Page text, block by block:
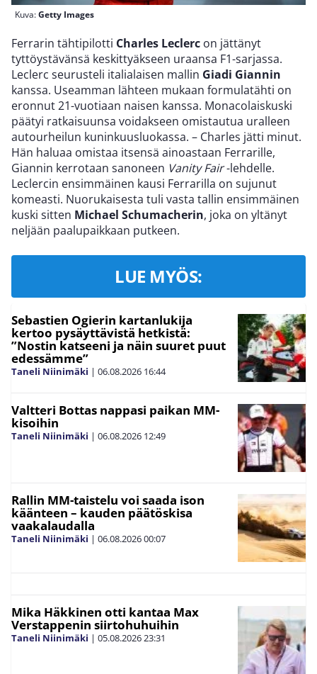
Kuva:Getty Images
Ferrarin tähtipilotti Charles Leclerc on jättänyt
tyttöystävänsä keskittyäkseen uraansa F1-sarjassa.
Leclerc seurusteli italialaisen mallin Giadi Giannin
kanssa. Useamman lähteen mukaan formulatähti on
eronnut 21-vuotiaan naisen kanssa. Monacolaiskuski
päätyi ratkaisuunsa voidakseen omistautua uralleen
autourheilun kuninkuusluokassa. – Charles jätti minut.
Hän haluaa omistaa itsensä ainoastaan Ferrarille,
Giannin kerrotaan sanoneen Vanity Fair-lehdelle.
Leclercin ensimmäinen kausi Ferrarilla on sujunut
komeasti. Nuorukaisesta tuli vasta tallin ensimmäinen
kuski sitten Michael Schumacherin, joka on yltänyt
neljään paalupaikkaan putkeen.
LUE MYÖS:
Sebastien Ogierin kartanlukija
kertoo pysäyttävistä hetkistä:
”Nostin katseeni ja näin suuret puut
edessämme”
Taneli Niinimäki | 06.08.2026 16:44
Valtteri Bottas nappasi paikan MM-
kisoihin
Taneli Niinimäki | 06.08.2026 12:49
Rallin MM-taistelu voi saada ison
käänteen – kauden päätöskisa
vaakalaudalla
Taneli Niinimäki | 06.08.202600:07
Mika Häkkinen otti kantaa Max
Verstappenin siirtohuhuihin
Taneli Niinimäki | 05.08.202623:31